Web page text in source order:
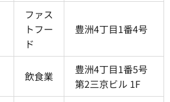
ファス
トフー
ド
豊洲4丁目1番4号
飲食業
豊洲4丁目1番5号
第2三京ビル 1F